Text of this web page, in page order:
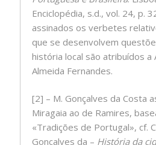
Enciclopédia, s.d., vol. 24, p.
assinados os verbetes
que se desenvolvem
história local são atribuídos a
Almeida Fernandes.
[2] – M. Gonçalves da Costa
Miragaia ao de Ramires,
«Tradições de Portugal», cf.
Gonçalves da – História da